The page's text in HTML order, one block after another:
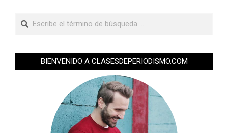
BIENVENIDO A CLASESDEPERIODISMO.COM